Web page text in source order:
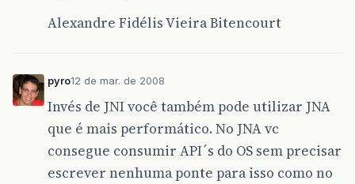
Alexandre Fidélis Vieira Bitencourt
pyro12 de mar. de 2008
Invés de JNI você também pode utilizar JNA
que é mais performático. No JNA vc
consegue consumir API´s do OS sem precisar
escrever nenhuma ponte para isso como no